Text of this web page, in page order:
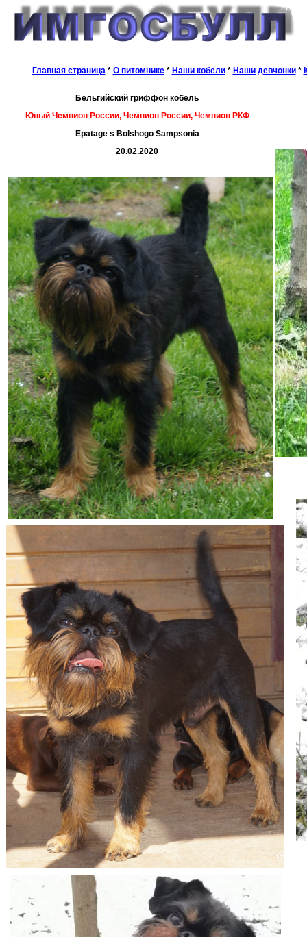
Главная страница* О питомнике* Наши кобели* Наши девчонки*
Бельгийский гриффон кобель
Юный Чемпион России, Чемпион России, Чемпион РКФ
Epatage s Bolshogo Sampsonia
20.02.2020